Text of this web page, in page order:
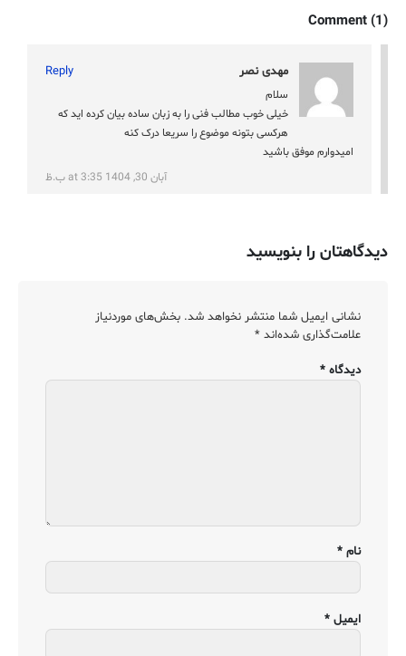
Comment (1)
مهدی نصر Reply
سلام
خیلی خوب مطالب فنی را به زبان ساده بیان کرده اید که
هرکسی بتونه موضوع را سریعا درک کنه
امیدوارم موفق باشید
آبان 30, 1404 at 3:35 ب.ظ
دیدگاهتان را بنویسید
نشانی ایمیل شما منتشر نخواهد شد. بخش‌های موردنیاز
علامت‌گذاری شده‌اند *
دیدگاه *
نام *
ایمیل *